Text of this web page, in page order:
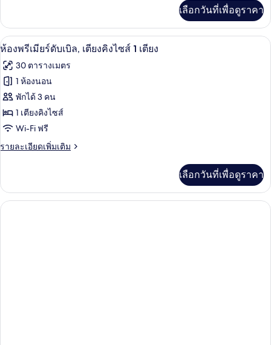
เกี่ยว
กับ
ห้อง
เนียร์
เลือกวันที่เพื่อดูราคา
เปิด
ภาพถ่าย
ทั้งหมด
ของ
ห้อง
พรีเมียร์
ดับเบิล,
คิง
ไซส์
ห้องพรีเมียร์ดับเบิล, เตียงคิงไซส์ 1 เตี
5
ห้องพรีเมียร์ดับเบิล, เตียงคิงไซส์ 1 เตียง
30 ตารางเมตร
1 ห้องนอน
พักได้ 3 คน
1 เตียงคิงไซส์
Wi-Fi ฟรี
รายละเอียดเพิ่มเติม
ราย
เกี่ยว
กับ
ห้อง
เลือกวันที่เพื่อดูราคา